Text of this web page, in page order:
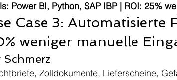
Power BI, Python, SAP IBP | ROI: 25%
Case 3:
weniger manuelle
Schmerz
Zolldokumente, Lieferscheine,